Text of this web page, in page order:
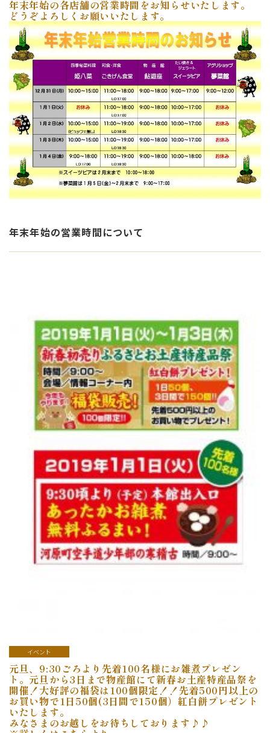
年末年始の各店舗の営業時間をお知らせいたします。
どうぞよろしくお願いいたします。
年末年始の営業時間について
イベント
元旦、9:30ごろより先着100名様にお雑煮プレゼン
ト。元旦から3日まで物産館にて新春お土産特産品祭を
開催！大好評の福袋は100個限定！！先着500円以上の
お買い物で1日50個(3日間で150個）紅白餅プレゼント
いたします。
みなさまのお越しをお待ちしております♪♪